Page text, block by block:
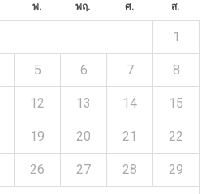
พ. พฤ. ศ. ส.
1
5 6 7 8
12 13 14 15
19 20 21 22
26 27 28 29